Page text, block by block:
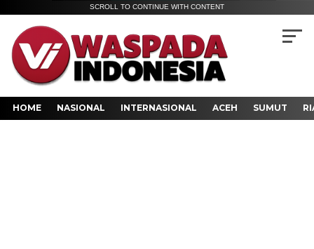
SCROLL TO CONTINUE WITH CONTENT
HOME NASIONAL INTERNASIONAL ACEH SUMUT